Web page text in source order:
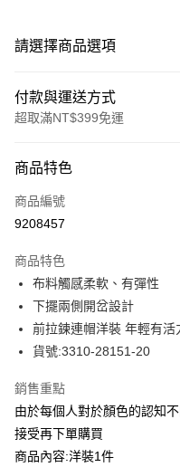
請選擇商品選項
付款與運送方式
超取滿NT$399免運
信用卡一次付款
信用卡分期付款
合作金庫商業銀行
華南商業銀行
上海商業儲蓄銀行
國泰世華商業銀行
臺灣中小企業銀行
聯邦商業銀行
元大商業銀行
台新國際商業銀行
台灣樂天信用卡公司
LINE Pay
Apple Pay
街口支付
全盈+PAY
ATM付款
商品特色
商品編號
9208457
商品特色
布料觸感柔軟、有彈性
下擺兩側開岔設計
前拉鍊連帽洋裝 年輕有活
貨號:3310-28151-20
銷售重點
由於每個人對於顏色的認知
接受再下單購買
商品內容:洋裝1件